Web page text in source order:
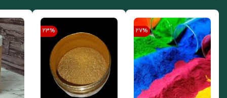
27%
23%